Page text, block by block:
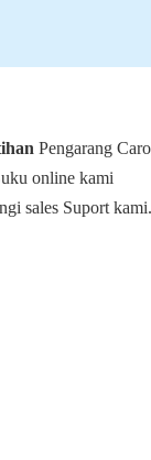
Pengarang
online kami
sales Suport kami.